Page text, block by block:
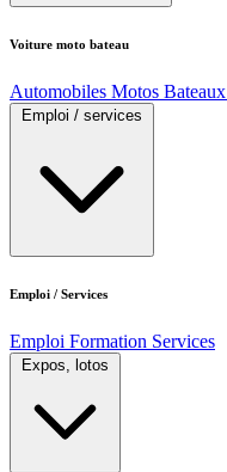
Voiture moto bateau
Automobiles Motos Bateaux
Emploi / services
Emploi / Services
Emploi Formation Services
Expos, lotos